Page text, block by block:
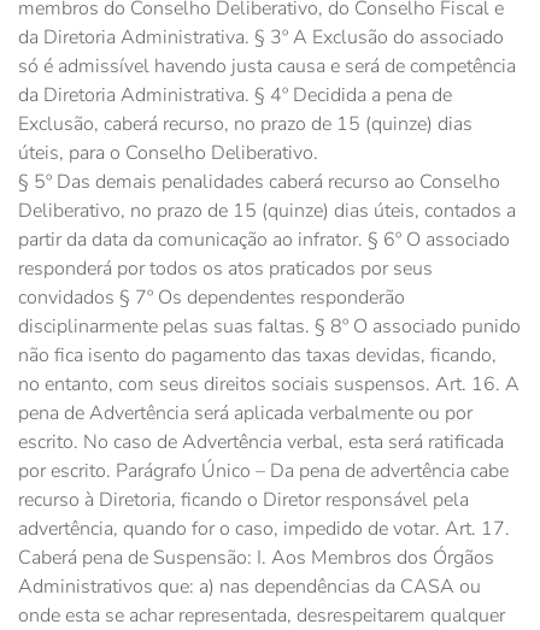
membros do Conselho Deliberativo, do Conselho Fiscal e
da Diretoria Administrativa. § 3º A Exclusão do associado
só é admissível havendo justa causa e será de competência
da Diretoria Administrativa. § 4º Decidida a pena de
Exclusão, caberá recurso, no prazo de 15 (quinze) dias
úteis, para o Conselho Deliberativo.
§ 5º Das demais penalidades caberá recurso ao Conselho
Deliberativo, no prazo de 15 (quinze) dias úteis, contados a
partir da data da comunicação ao infrator. § 6º O associado
responderá por todos os atos praticados por seus
convidados § 7º Os dependentes responderão
disciplinarmente pelas suas faltas. § 8º O associado punido
não fica isento do pagamento das taxas devidas, ficando,
no entanto, com seus direitos sociais suspensos. Art. 16. A
pena de Advertência será aplicada verbalmente ou por
escrito. No caso de Advertência verbal, esta será ratificada
por escrito. Parágrafo Único – Da pena de advertência cabe
recurso à Diretoria, ficando o Diretor responsável pela
advertência, quando for o caso, impedido de votar. Art. 17.
Caberá pena de Suspensão: I. Aos Membros dos Órgãos
Administrativos que: a) nas dependências da CASA ou
onde esta se achar representada, desrespeitarem qualquer